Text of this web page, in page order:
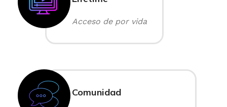
Acceso de por vida
Comunidad